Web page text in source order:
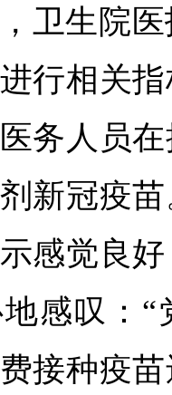
卫生院
行相关
务人员
新冠疫
感觉良
感叹：
接种疫